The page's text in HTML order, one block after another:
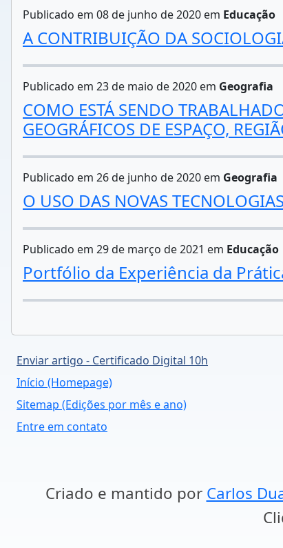
Publicado em 08 de junho de 2020 em Educação
A CONTRIBUIÇÃO DA
Publicado em 23 de maio de 2020 em Geografia
COMO ESTÁ SENDO
GEOGRÁFICOS DE ESPAÇO,
Publicado em 26 de junho de 2020 em Geografia
O USO DAS NOVAS
Publicado em 29 de março de 2021 em Educação
Portfólio da Experiência da
Enviar artigo - Certificado Digital 10h
Início (Homepage)
Sitemap (Edições por mês e ano)
Entre em contato
Criado e mantido por Carlos